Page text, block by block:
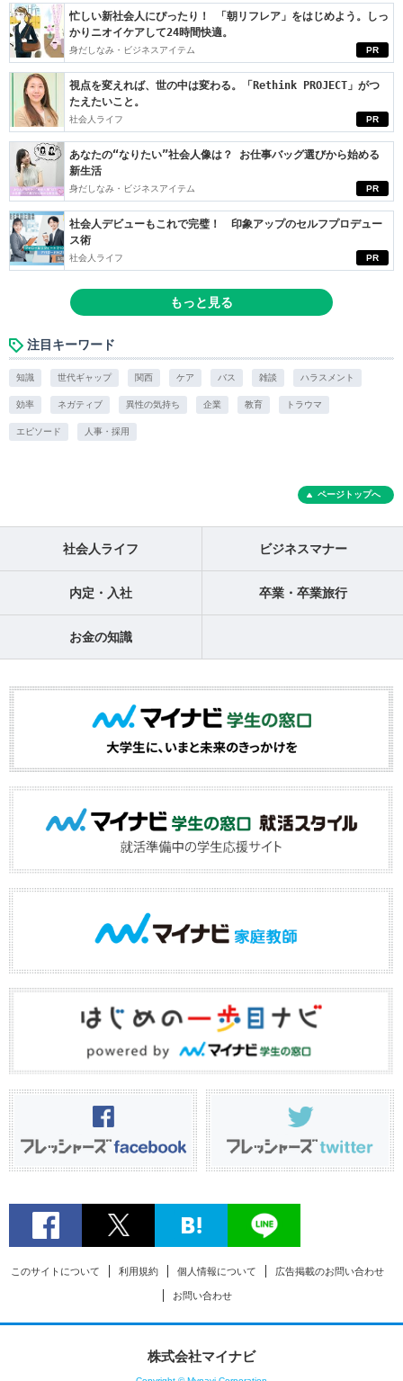
PR
忙しい新社会人にぴったり！ 「朝リフレア」をはじめよう。しっ
かりニオイケアして24時間快適。
身だしなみ・ビジネスアイテム
PR
視点を変えれば、世の中は変わる。「Rethink PROJECT」がつ
たえたいこと。
社会人ライフ
PR
あなたの“なりたい”社会人像は？ お仕事バッグ選びから始める
新生活
身だしなみ・ビジネスアイテム
PR
社会人デビューもこれで完璧！ 印象アップのセルフプロデュー
ス術
社会人ライフ
もっと見る
注目キーワード
知識 世代ギャップ 関西 ケア バス 雑談 ハラスメント
効率 ネガティブ 異性の気持ち 企業 教育 トラウマ
エピソード 人事・採用
ページトップへ
社会人ライフ ビジネスマナー
内定・入社 卒業・卒業旅行
お金の知識
このサイトについて 利用規約 個人情報について 広告掲載のお問い合わせ
お問い合わせ
株式会社マイナビ